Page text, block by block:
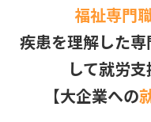
福祉専門
疾患を理解した
して就労支
【大企業への